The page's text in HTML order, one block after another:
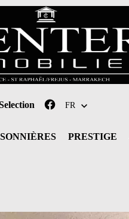
FR
PRESTIGE